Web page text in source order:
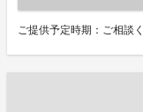
ご提供予定時期：ご相談